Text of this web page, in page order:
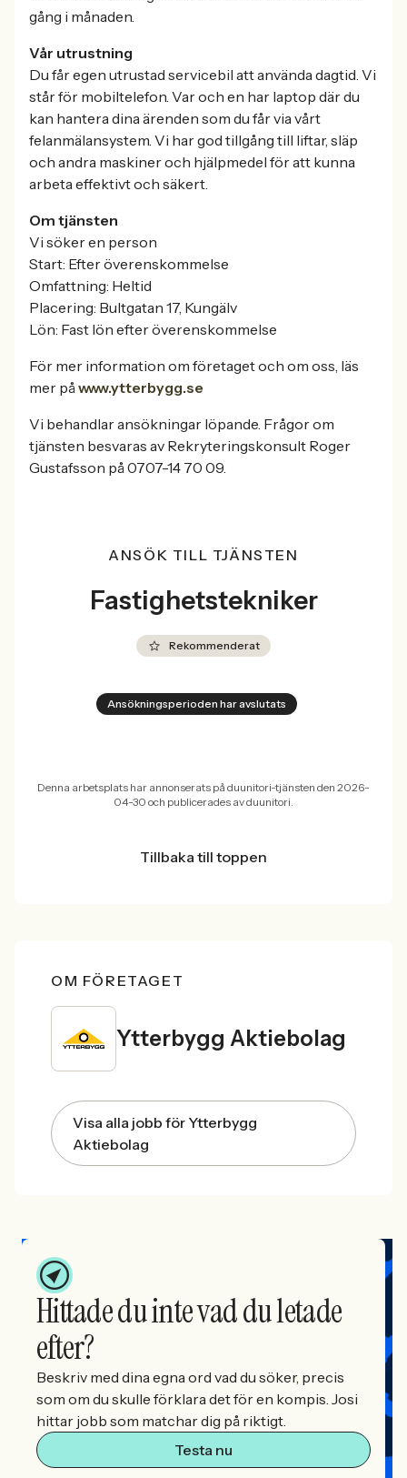
gång i månaden.
Vår utrustning
Du får egen utrustad servicebil att använda dagtid. Vi
står för mobiltelefon. Var och en har laptop där du
kan hantera dina ärenden som du får via vårt
felanmälansystem. Vi har god tillgång till liftar, släp
och andra maskiner och hjälpmedel för att kunna
arbeta effektivt och säkert.
Om tjänsten
Vi söker en person
Start: Efter överenskommelse
Omfattning: Heltid
Placering: Bultgatan 17, Kungälv
Lön: Fast lön efter överenskommelse
För mer information om företaget och om oss, läs
mer på www.ytterbygg.se
Vi behandlar ansökningar löpande. Frågor om
tjänsten besvaras av Rekryteringskonsult Roger
Gustafsson på 0707-14 70 09.
ANSÖK TILL TJÄNSTEN
Fastighetstekniker
Rekommenderat
Ansökningsperioden har avslutats
Denna arbetsplats har annonserats på duunitori-tjänsten den 2026-
04-30 och publicerades av duunitori.
Tillbaka till toppen
OM FÖRETAGET
Ytterbygg Aktiebolag
Visa alla jobb för Ytterbygg
Aktiebolag
Hittade du inte vad du letade
efter?
Beskriv med dina egna ord vad du söker, precis
som om du skulle förklara det för en kompis. Josi
hittar jobb som matchar dig på riktigt.
Testa nu